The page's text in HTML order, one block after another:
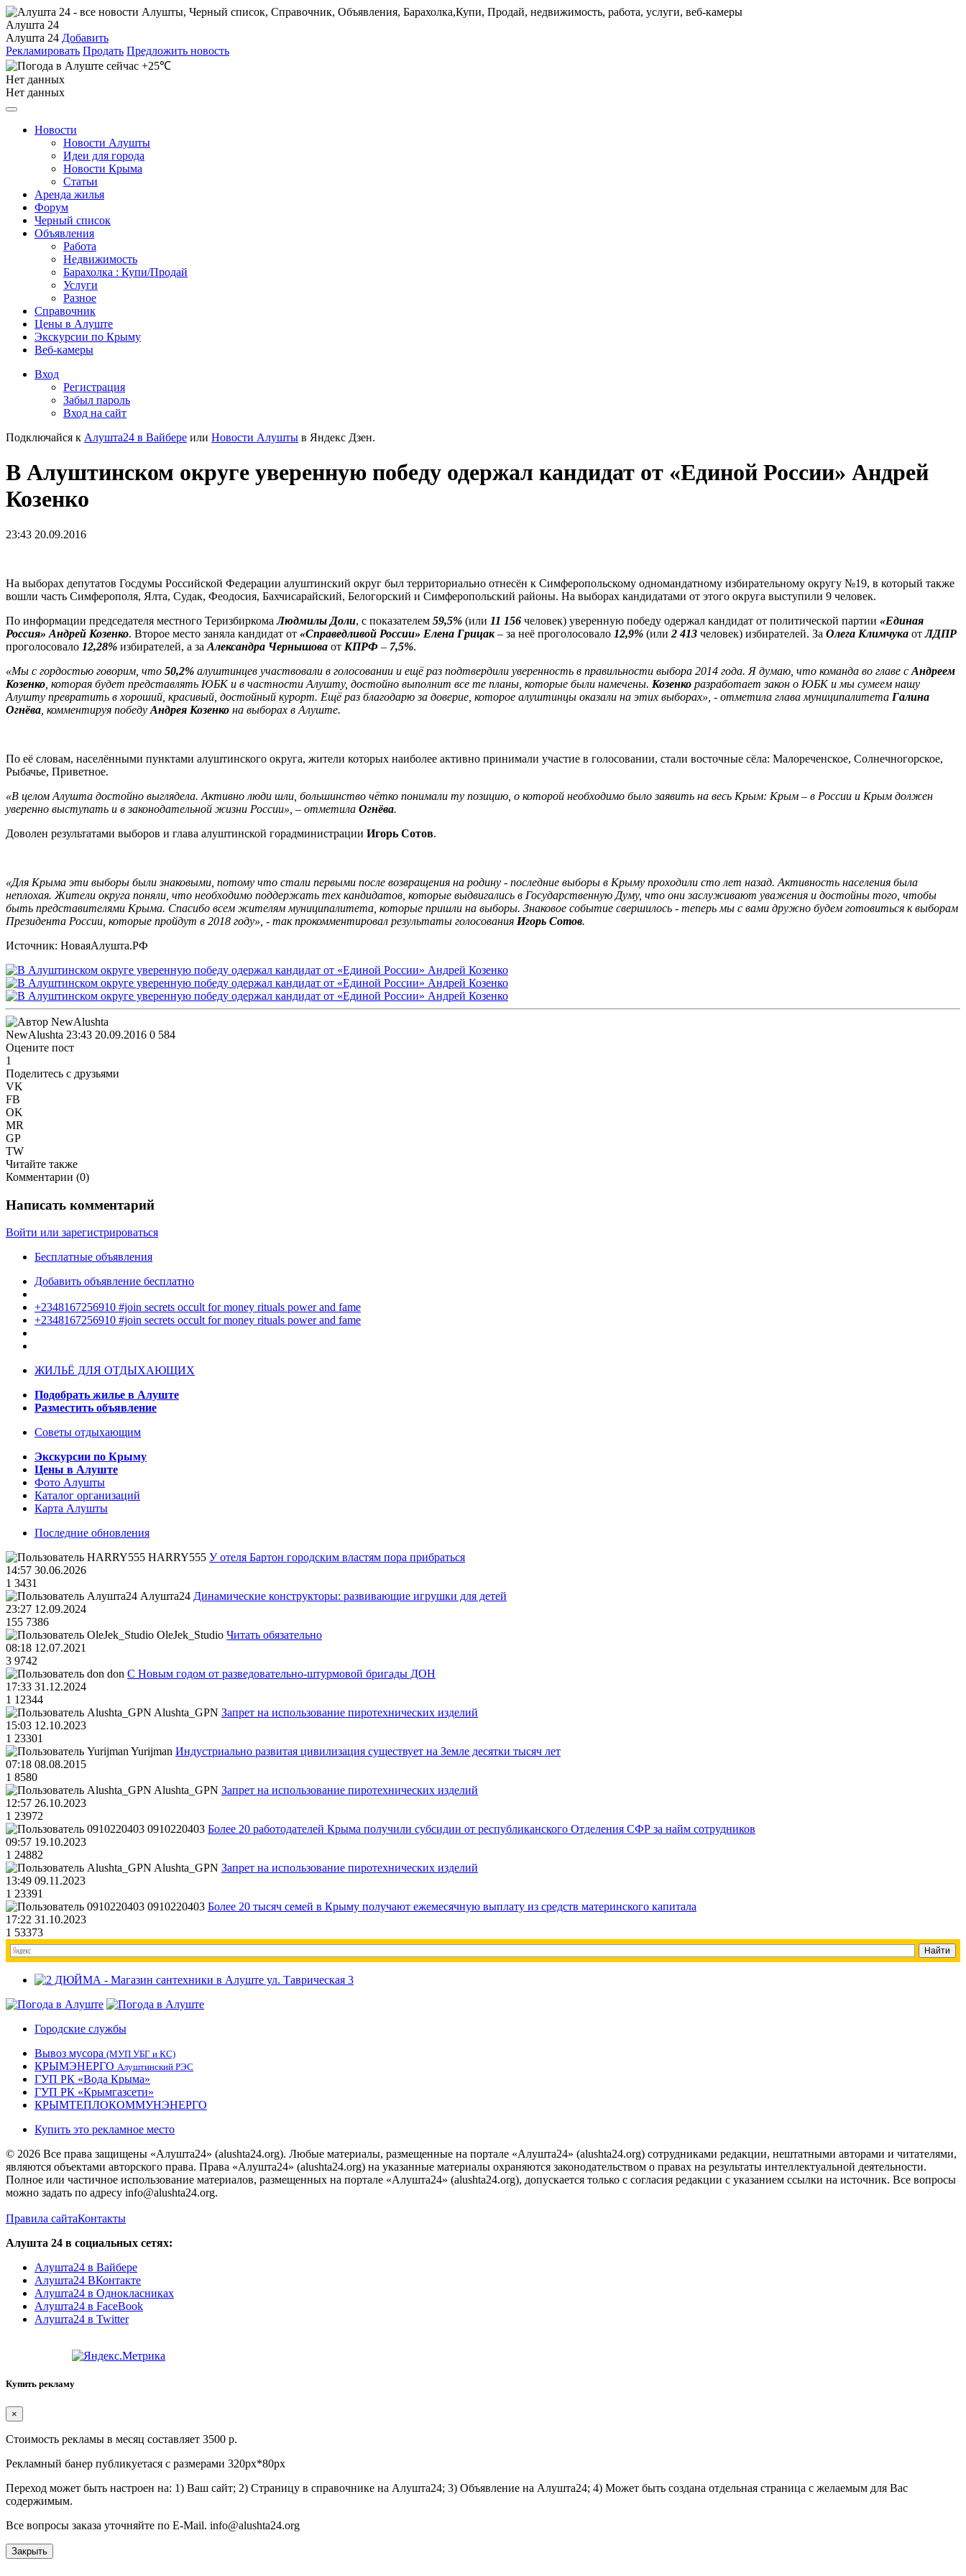
Алушта 24
Алушта 24 Добавить
Рекламировать Продать Предложить новость
+25℃
Нет данных
Нет данных
Новости
Новости Алушты
Идеи для города
Новости Крыма
Статьи
Аренда жилья
Форум
Черный список
Объявления
Работа
Недвижимость
Барахолка : Купи/Продай
Услуги
Разное
Справочник
Цены в Алуште
Экскурсии по Крыму
Веб-камеры
Вход
Регистрация
Забыл пароль
Вход на сайт
Подключайся к Алушта24 в Вайбере или Новости Алушты в Яндекс Дзен.
В Алуштинском округе уверенную победу одержал кандидат от «Единой России» Андрей
Козенко
23:43 20.09.2016
На выборах депутатов Госдумы Российской Федерации алуштинский округ был территориально отнесён к Симферопольскому одномандатному избирательному округу №19, в который также
вошли часть Симферополя, Ялта, Судак, Феодосия, Бахчисарайский, Белогорский и Симферопольский районы. На выборах кандидатами от этого округа выступили 9 человек.
По информации председателя местного Теризбиркома Людмилы Доли, с показателем 59,5% (или 11 156 человек) уверенную победу одержал кандидат от политической партии «Единая
Россия» Андрей Козенко. Второе место заняла кандидат от «Справедливой России» Елена Грицак– за неё проголосовало 12,9% (или 2 413 человек) избирателей. За Олега Климчука отЛДПР
проголосовало 12,28% избирателей, а за Александра Чернышова от КПРФ – 7,5%.
«Мы с гордостью говорим, что 50,2% алуштинцев участвовали в голосовании и ещё раз подтвердили уверенность в правильности выбора 2014 года. Я думаю, что команда во главе с Андреем
Козенко , которая будет представлять ЮБК и в частности Алушту, достойно выполнит все те планы, которые были намечены. Козенко разработает закон о ЮБК и мы сумеем нашу
Алушту превратить в хороший, красивый, достойный курорт. Ещё раз благодарю за доверие, которое алуштинцы оказали на этих выборах», - отметила глава муниципалитета Галина
Огнёва , комментируя победу Андрея Козенко на выборах в Алуште.
По её словам, населёнными пунктами алуштинского округа, жители которых наиболее активно принимали участие в голосовании, стали восточные сёла: Малореченское, Солнечногорское,
Рыбачье, Приветное.
«В целом Алушта достойно выглядела. Активно люди шли, большинство чётко понимали ту позицию, о которой необходимо было заявить на весь Крым: Крым – в России и Крым должен
уверенно выступать и в законодательной жизни России», – отметила Огнёва.
Доволен результатами выборов и глава алуштинской горадминистрации Игорь Сотов.
«Для Крыма эти выборы были знаковыми, потому что стали первыми после возвращения на родину - последние выборы в Крыму проходили сто лет назад. Активность населения была
неплохая. Жители округа поняли, что необходимо поддержать тех кандидатов, которые выдвигались в Государственную Думу, что они заслуживают уважения и достойны того, чтобы
быть представителями Крыма. Спасибо всем жителям муниципалитета, которые пришли на выборы. Знаковое событие свершилось - теперь мы с вами дружно будем готовиться к выборам
Президента России, которые пройдут в 2018 году», - так прокомментировал результаты голосования Игорь Сотов.
Источник: НоваяАлушта.РФ
NewAlushta 23:43 20.09.2016 0 584
Оцените пост
1
Поделитесь с друзьями
VK
FB
OK
MR
GP
TW
Читайте также
Комментарии (0)
Написать комментарий
Войти или зарегистрироваться
Бесплатные объявления
Добавить объявление бесплатно
+2348167256910 #join secrets occult for money rituals power and fame
+2348167256910 #join secrets occult for money rituals power and fame
ЖИЛЬЁ ДЛЯ ОТДЫХАЮЩИХ
Подобрать жилье в Алуште
Разместить объявление
Советы отдыхающим
Экскурсии по Крыму
Цены в Алуште
Фото Алушты
Каталог организаций
Карта Алушты
Последние обновления
HARRY555 У отеля Бартон городским властям пора прибраться
14:57 30.06.2026
1 3431
Алушта24 Динамические конструкторы: развивающие игрушки для детей
23:27 12.09.2024
155 7386
OleJek_Studio Читать обязательно
08:18 12.07.2021
3 9742
don С Новым годом от разведовательно-штурмовой бригады ДОН
17:33 31.12.2024
1 12344
Alushta_GPN Запрет на использование пиротехнических изделий
15:03 12.10.2023
1 23301
Yurijman Индустриально развитая цивилизация существует на Земле десятки тысяч лет
07:18 08.08.2015
1 8580
Alushta_GPN Запрет на использование пиротехнических изделий
12:57 26.10.2023
1 23972
0910220403 Более 20 работодателей Крыма получили субсидии от республиканского Отделения СФР за найм сотрудников
09:57 19.10.2023
1 24882
Alushta_GPN Запрет на использование пиротехнических изделий
13:49 09.11.2023
1 23391
0910220403 Более 20 тысяч семей в Крыму получают ежемесячную выплату из средств материнского капитала
17:22 31.10.2023
1 53373
Городские службы
Вывоз мусора (МУП УБГ и КС)
КРЫМЭНЕРГО Алуштинский РЭС
ГУП РК «Вода Крыма»
ГУП РК «Крымгазсети»
КРЫМТЕПЛОКОММУНЭНЕРГО
Купить это рекламное место
© 2026 Все права защищены «Алушта24» (alushta24.org). Любые материалы, размещенные на портале «Алушта24» (alushta24.org) сотрудниками редакции, нештатными авторами и читателями,
являются объектами авторского права. Права «Алушта24» (alushta24.org) на указанные материалы охраняются законодательством о правах на результаты интеллектуальной деятельности.
Полное или частичное использование материалов, размещенных на портале «Алушта24» (alushta24.org), допускается только с согласия редакции с указанием ссылки на источник. Все вопросы
можно задать по адресу info@alushta24.org.
Правила сайтаКонтакты
Алушта 24 в социальных сетях:
Алушта24 в Вайбере
Алушта24 ВКонтакте
Алушта24 в Однокласниках
Алушта24 в FaceBook
Алушта24 в Twitter
Купить рекламу
×
Стоимость рекламы в месяц составляет 3500 р.
Рекламный банер публикуетася с размерами 320px*80px
Переход может быть настроен на: 1) Ваш сайт; 2) Страницу в справочнике на Алушта24; 3) Объявление на Алушта24; 4) Может быть создана отдельная страница с желаемым для Вас
содержимым.
Все вопросы заказа уточняйте по E-Mail. info@alushta24.org
Закрыть